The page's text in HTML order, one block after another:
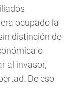
ocupado la
distinción de
o
al invasor,
De eso